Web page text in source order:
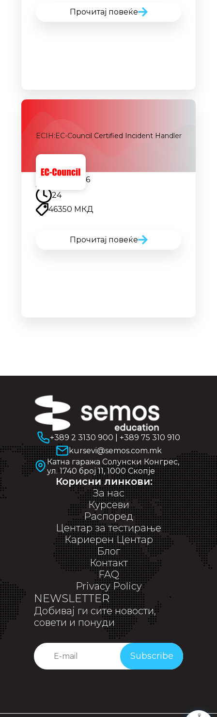
Прочитај повеќе
ECIH:EC-Council Certified Incident Handler
21.09.2026
24
46350 МКД
Прочитај повеќе
+389 2 3130 900
+389 75 310 910
kursevi@semos.com.mk
Катна гаража Солунски Конгрес,
ул. 1740 број 11, 1000 Скопје
Корисни линкови:
За нас
Курсеви
Распоред
Центар за тестирање
Кариерен Центар
Блог
Контакт
FAQ
Privacy Policy
NEWSLETTER
Добивај ги сите новости,
совети и понуди
Subscribe